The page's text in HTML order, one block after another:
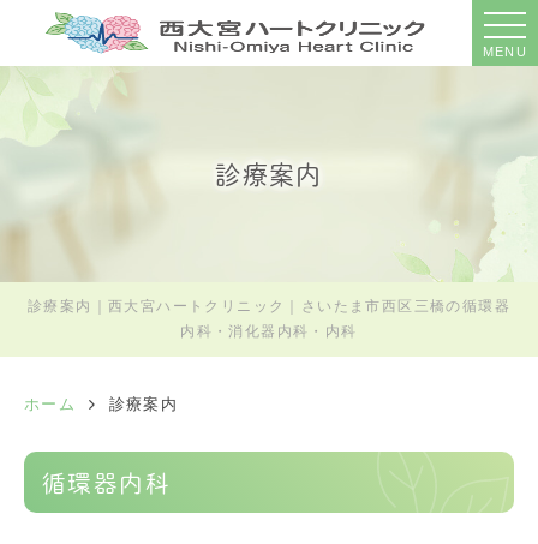
MENU
診療案内
診療案内｜西大宮ハートクリニック｜さいたま市西区三橋の循環器
内科・消化器内科・内科
ホーム 診療案内
循環器内科